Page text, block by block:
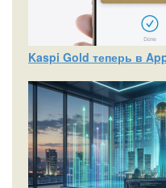
Kaspi Gold теперь в